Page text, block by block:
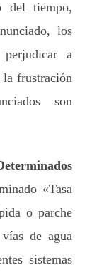
del tiempo,
los
a
la frustración
son
«Tasa
o parche
de agua
sistemas